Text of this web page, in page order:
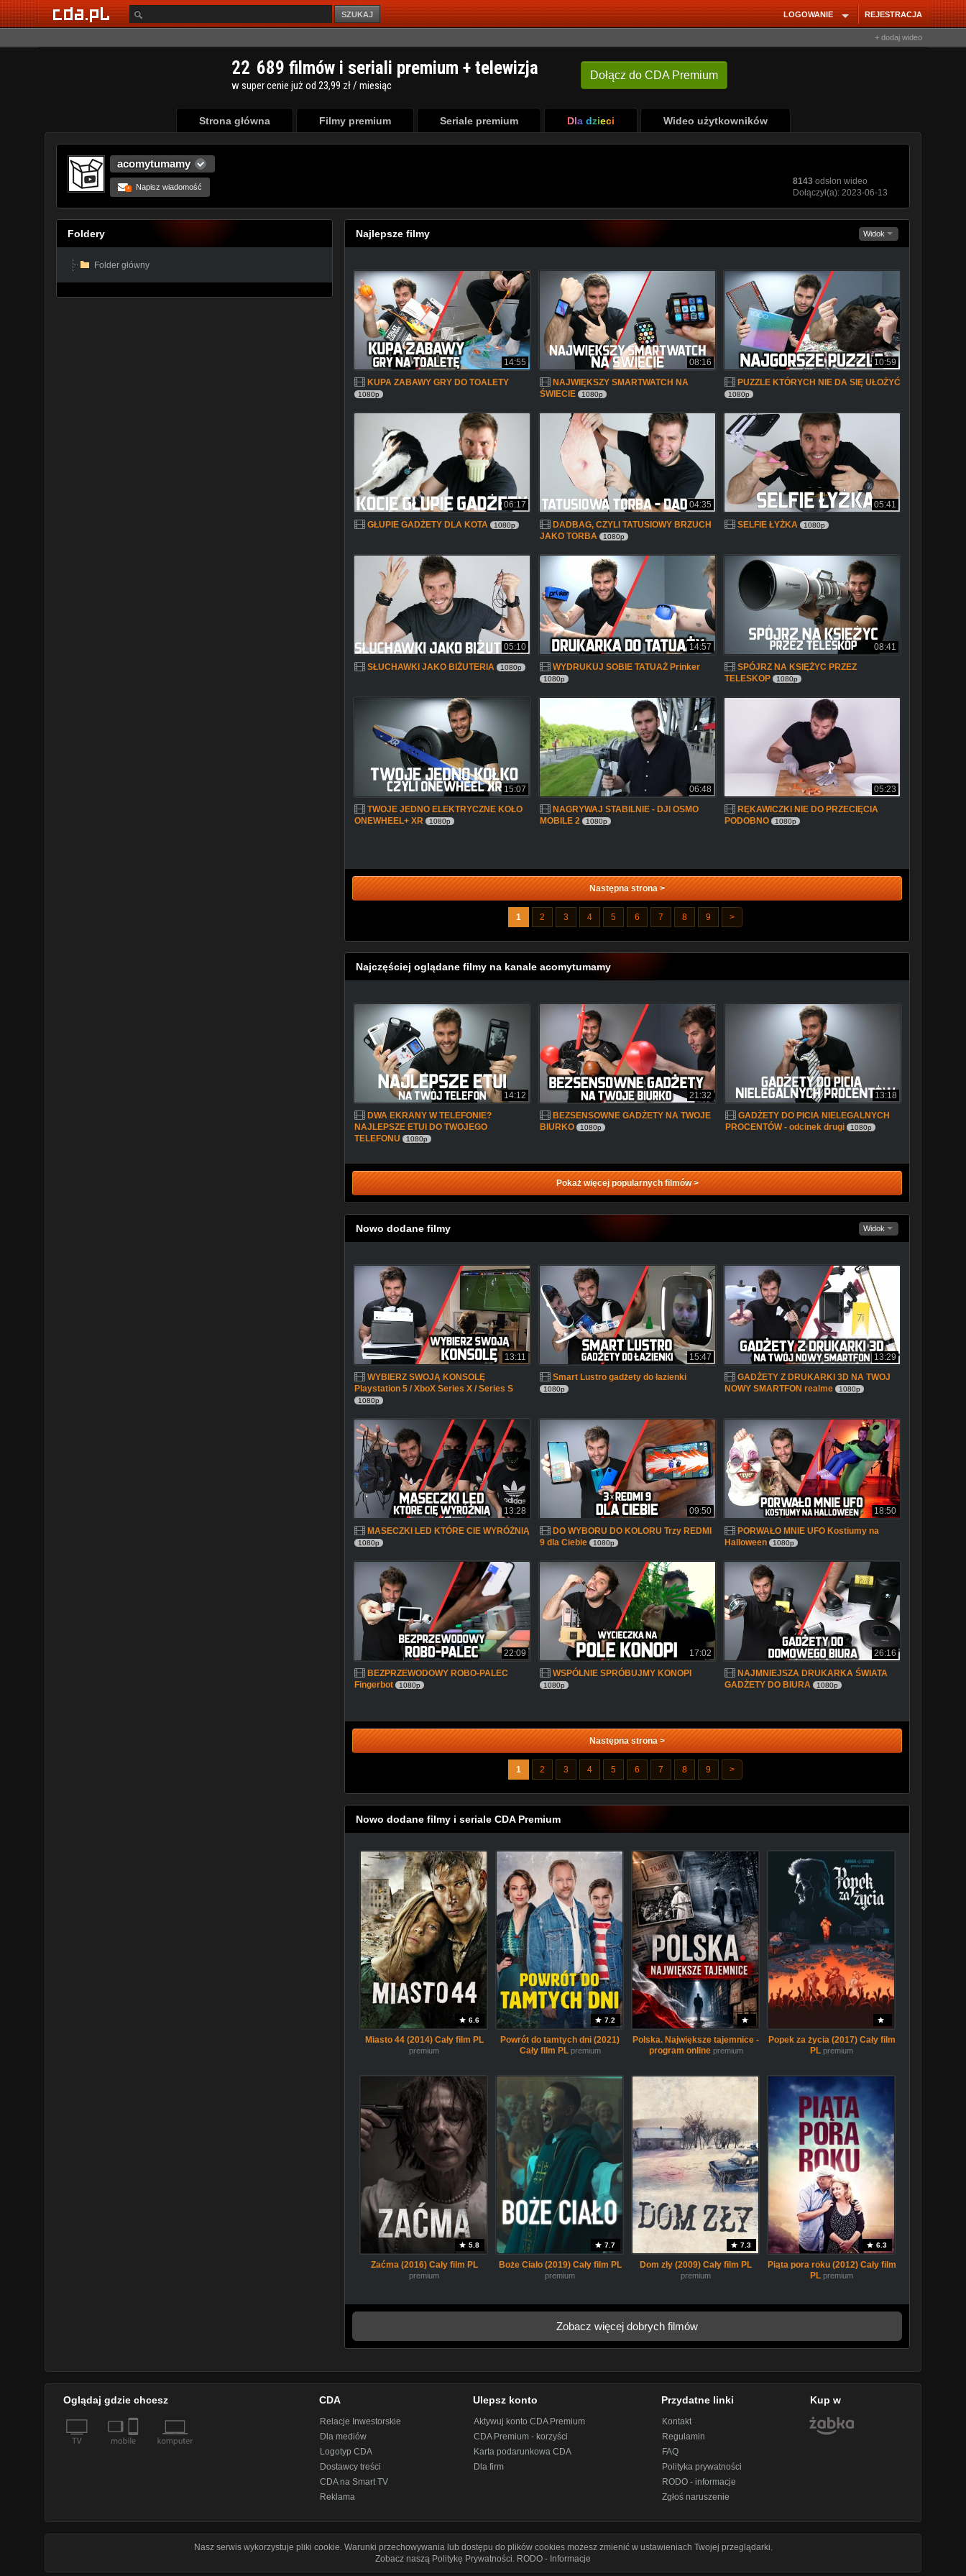
SZUKAJ LOGOWANIE REJESTRACJA
+ dodaj wideo
Strona główna Filmy premium Seriale premium Dla dzieci Wideo użytkowników
acomytumamy
+ Napisz wiadomość
8143 odsłon wideo
Dołączył(a): 2023-06-13
Foldery
Folder główny
Widok
Najlepsze filmy
14:55
KUPA ZABAWY GRY DO TOALETY
1080p
08:16
NAJWIĘKSZY SMARTWATCH NA
ŚWIECIE
1080p
10:59
PUZZLE KTÓRYCH NIE DA SIĘ UŁOŻYĆ
1080p
06:17
GŁUPIE GADŻETY DLA KOTA 1080p
04:35
DADBAG, CZYLI TATUSIOWY BRZUCH
JAKO TORBA
1080p
05:41
SELFIE ŁYŻKA
1080p
05:10
SŁUCHAWKI JAKO BIŻUTERIA 1080p
14:57
WYDRUKUJ SOBIE TATUAŻ Prinker
1080p
08:41
SPÓJRZ NA KSIĘŻYC PRZEZ
TELESKOP
1080p
15:07
TWOJE JEDNO ELEKTRYCZNE KOŁO
ONEWHEEL+ XR
1080p
06:48
NAGRYWAJ STABILNIE - DJI OSMO
MOBILE 2
1080p
05:23
RĘKAWICZKI NIE DO PRZECIĘCIA
PODOBNO
1080p
Następna strona >
1 2 3 4 5 6 7 8 9 >
Najczęściej oglądane filmy na kanale acomytumamy
14:12
DWA EKRANY W TELEFONIE?
NAJLEPSZE ETUI DO TWOJEGO
TELEFONU 1080p
21:32
BEZSENSOWNE GADŻETY NA TWOJE
BIURKO 1080p
13:18
GADŻETY DO PICIA NIELEGALNYCH
PROCENTÓW - odcinek drugi 1080p
Pokaż więcej popularnych filmów >
Widok
Nowo dodane filmy
13:11
WYBIERZ SWOJĄ KONSOLĘ
Playstation 5 / XboX Series X / Series S
1080p
15:47
Smart Lustro gadżety do łazienki
1080p
13:29
GADŻETY Z DRUKARKI 3D NA TWOJ
NOWY SMARTFON realme
1080p
13:28
MASECZKI LED KTÓRE CIE WYRÓŻNIĄ
1080p
09:50
DO WYBORU DO KOLORU Trzy REDMI
9 dla Ciebie
1080p
18:50
PORWAŁO MNIE UFO Kostiumy na
Halloween
1080p
22:09
BEZPRZEWODOWY ROBO-PALEC
Fingerbot
1080p
17:02
WSPÓLNIE SPRÓBUJMY KONOPI
1080p
26:16
NAJMNIEJSZA DRUKARKA ŚWIATA
GADŻETY DO BIURA
1080p
Następna strona >
1 2 3 4 5 6 7 8 9 >
Nowo dodane filmy i seriale CDA Premium
6.6
Miasto 44 (2014) Cały film PL
premium
7.2
Powrót do tamtych dni (2021)
Cały film PL premium
Polska. Największe tajemnice -
program online premium
Popek za życia (2017) Cały film
PL premium
5.8
Zaćma (2016) Cały film PL
premium
7.7
Boże Ciało (2019) Cały film PL
premium
7.3
Dom zły (2009) Cały film PL
premium
6.3
Piąta pora roku (2012) Cały film
PL premium
Zobacz więcej dobrych filmów
Oglądaj gdzie chcesz CDA
Relacje Inwestorskie
Dla mediów
Logotyp CDA
Dostawcy treści
CDA na Smart TV
Reklama
Ulepsz konto
Aktywuj konto CDA Premium
CDA Premium - korzyści
Karta podarunkowa CDA
Dla firm
Przydatne linki
Kontakt
Regulamin
FAQ
Polityka prywatności
RODO - informacje
Zgłoś naruszenie
Kup w
Nasz serwis wykorzystuje pliki cookie. Warunki przechowywania lub dostępu do plików cookies możesz zmienić w ustawieniach Twojej przeglądarki.
Zobacz naszą Politykę Prywatności RODO - Informacje